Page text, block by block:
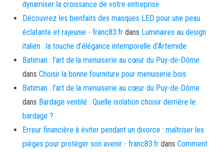
dynamiser la croissance de votre entreprise
Découvrez les bienfaits des masques LED pour une peau
éclatante et rajeunie - franc83.fr dans Luminaires au design
italien : la touche d’élégance intemporelle d’Artemide
Batiman : l’art de la menuiserie au cœur du Puy-de-Dôme
dans Choisir la bonne fourniture pour menuiserie bois
Batiman : l’art de la menuiserie au cœur du Puy-de-Dôme
dans Bardage ventilé : Quelle isolation choisir derrière le
bardage ?
Erreur financière à éviter pendant un divorce : maîtriser les
pièges pour protéger son avenir - franc83.fr dans Comment